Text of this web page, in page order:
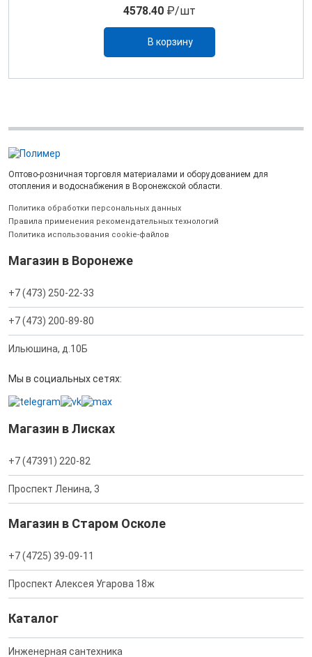
4578.40 ₽/шт
В корзину
Оптово-розничная торговля материалами и оборудованием для
отопления и водоснабжения в Воронежской области.
Политика обработки персональных данных
Правила применения рекомендательных технологий
Политика использования cookie-файлов
Магазин в Воронеже
+7 (473) 250-22-33
+7 (473) 200-89-80
Ильюшина, д.10Б
Мы в социальных сетях:
Магазин в Лисках
+7 (47391) 220-82
Проспект Ленина, 3
Магазин в Старом Осколе
+7 (4725) 39-09-11
Проспект Алексея Угарова 18ж
Каталог
Инженерная сантехника